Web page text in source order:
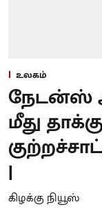
உலகம்
நேடன்ஸ்
மீது
|
கிழக்கு நியூஸ்